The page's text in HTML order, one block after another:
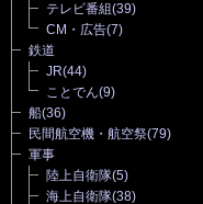
テレビ番組(39)
CM・広告(7)
鉄道
JR(44)
ことでん(9)
船(36)
民間航空機・航空祭(79)
軍事
陸上自衛隊(5)
海上自衛隊(38)